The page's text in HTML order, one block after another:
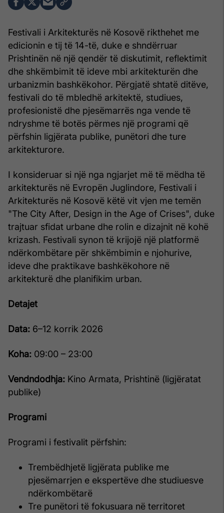
Festivali i Arkitekturës në Kosovë rikthehet me
edicionin e tij të 14-të, duke e shndërruar
Prishtinën në një qendër të diskutimit, reflektimit
dhe shkëmbimit të ideve mbi arkitekturën dhe
urbanizmin bashkëkohor. Përgjatë shtatë ditëve,
festivali do të mbledhë arkitektë, studiues,
profesionistë dhe pjesëmarrës nga vende të
ndryshme të botës përmes një programi që
përfshin ligjërata publike, punëtori dhe ture
arkitekturore.
I konsideruar si një nga ngjarjet më të mëdha të
arkitekturës në Evropën Juglindore, Festivali i
Arkitekturës në Kosovë këtë vit vjen me temën
"The City After, Design in the Age of Crises", duke
trajtuar sfidat urbane dhe rolin e dizajnit në kohë
krizash. Festivali synon të krijojë një platformë
ndërkombëtare për shkëmbimin e njohurive,
ideve dhe praktikave bashkëkohore në
arkitekturë dhe planifikim urban.
Detajet
Data: 6–12 korrik 2026
Koha: 09:00 – 23:00
Vendndodhja: Kino Armata, Prishtinë (ligjëratat
publike)
Programi
Programi i festivalit përfshin:
Trembëdhjetë ligjërata publike me
pjesëmarrjen e ekspertëve dhe studiuesve
ndërkombëtarë
Tre punëtori të fokusuara në territoret